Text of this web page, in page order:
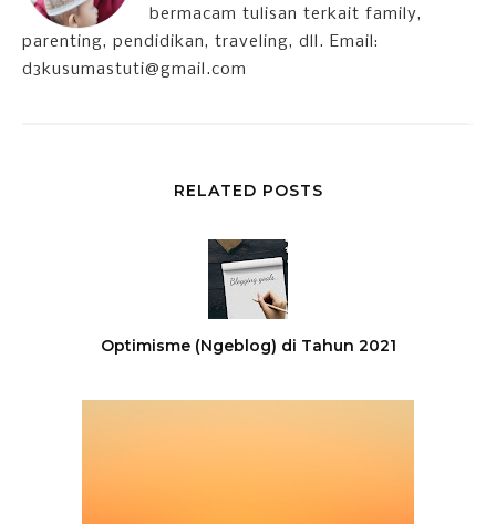
bermacam tulisan terkait family,
parenting, pendidikan, traveling, dll. Email:
d3kusumastuti@gmail.com
RELATED POSTS
Optimisme (Ngeblog) di Tahun 2021